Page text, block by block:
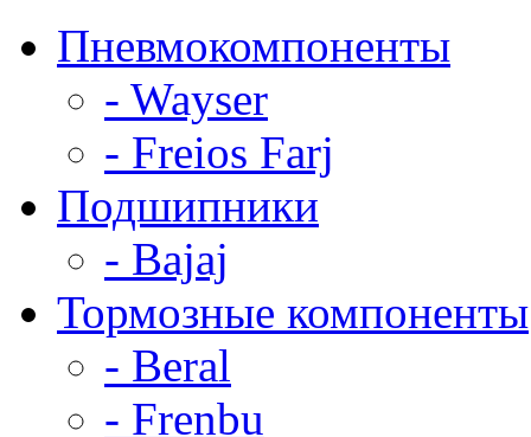
Пневмокомпоненты
- Wayser
- Freios Farj
Подшипники
- Bajaj
Тормозные компоненты
- Beral
- Frenbu